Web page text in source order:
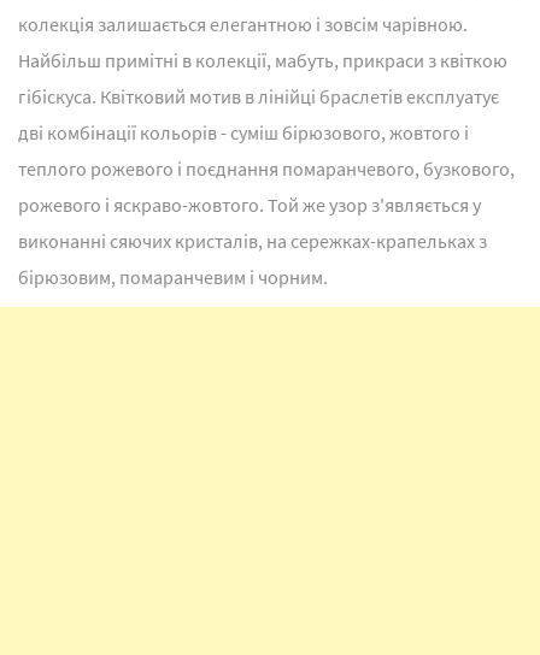
колекція залишається елегантною і зовсім чарівною.
Найбільш примітні в колекції, мабуть, прикраси з квіткою
гібіскуса. Квітковий мотив в лінійці браслетів експлуатує
дві комбінації кольорів - суміш бірюзового, жовтого і
теплого рожевого і поєднання помаранчевого, бузкового,
рожевого і яскраво-жовтого. Той же узор з'являється у
виконанні сяючих кристалів, на сережках-крапельках з
бірюзовим, помаранчевим і чорним.